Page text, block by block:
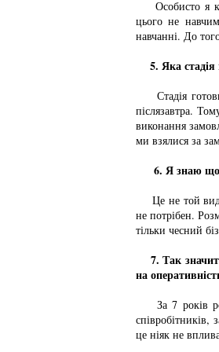
Особисто я
цього не
навчанні. До
5. Яка
Стадія
післязавтра.
виконання
ми взялися за
6. Я знаю що
Це не той вид
не потрібен.
тільки чесний
7. Так
на
За 7 років
співробітників,
це ніяк не